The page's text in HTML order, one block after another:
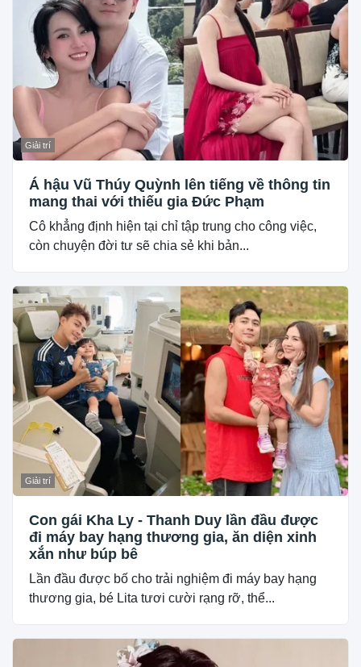
Giải trí
Á hậu Vũ Thúy Quỳnh lên tiếng về thông tin
mang thai với thiếu gia Đức Phạm
Cô khẳng định hiện tại chỉ tập trung cho công việc,
còn chuyện đời tư sẽ chia sẻ khi bản...
Giải trí
Con gái Kha Ly - Thanh Duy lần đầu được
đi máy bay hạng thương gia, ăn diện xinh
xắn như búp bê
Lần đầu được bố cho trải nghiệm đi máy bay hạng
thương gia, bé Lita tươi cười rạng rỡ, thể...